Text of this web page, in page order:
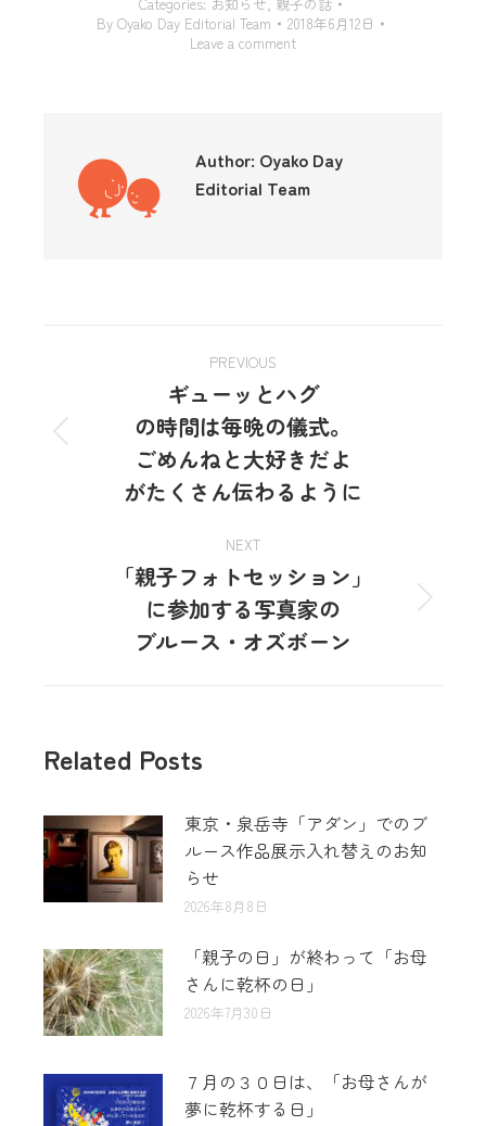
By Oyako Day Editorial Team
2018年6月12日
Leave a comment
Author: Oyako Day
Editorial Team
PREVIOUS
ギューッとハグ
の時間は毎晩の儀式。
ごめんねと大好きだよ
がたくさん伝わるように
NEXT
「親子フォトセッション」
に参加する写真家の
ブルース・オズボーン
Related Posts
東京・泉岳寺「アダン」でのブ
ルース作品展示入れ替えのお知
らせ
2026年8月8日
「親子の日」が終わって「お母
さんに乾杯の日」
2026年7月30日
７月の３０日は、「お母さんが
夢に乾杯する日」